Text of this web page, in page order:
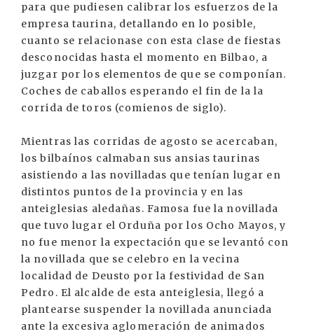
para que pudiesen calibrar los esfuerzos de la
empresa taurina, detallando en lo posible,
cuanto se relacionase con esta clase de fiestas
desconocidas hasta el momento en Bilbao, a
juzgar por los elementos de que se componían.
Coches de caballos esperando el fin de la la
corrida de toros (comienos de siglo).
Mientras las corridas de agosto se acercaban,
los bilbaínos calmaban sus ansias taurinas
asistiendo a las novilladas que tenían lugar en
distintos puntos de la provincia y en las
anteiglesias aledañas. Famosa fue la novillada
que tuvo lugar el Orduña por los Ocho Mayos, y
no fue menor la expectación que se levantó con
la novillada que se celebro en la vecina
localidad de Deusto por la festividad de San
Pedro. El alcalde de esta anteiglesia, llegó a
plantearse suspender la novillada anunciada
ante la excesiva aglomeración de animados